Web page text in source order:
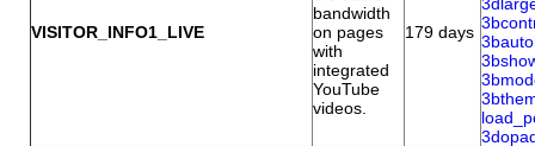
VISITOR_INFO1_LIVE
bandwidth
on pages
with
integrated
YouTube
videos.
179 days